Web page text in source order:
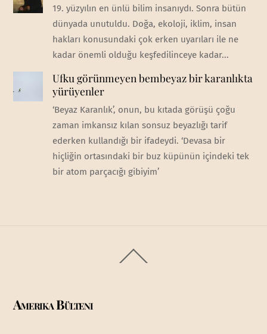
19. yüzyılın en ünlü bilim insanıydı. Sonra bütün
dünyada unutuldu. Doğa, ekoloji, iklim, insan
hakları konusundaki çok erken uyarıları ile ne
kadar önemli olduğu keşfedilinceye kadar...
Ufku görünmeyen bembeyaz bir karanlıkta
yürüyenler
‘Beyaz Karanlık’, onun, bu kıtada görüşü çoğu
zaman imkansız kılan sonsuz beyazlığı tarif
ederken kullandığı bir ifadeydi. ‘Devasa bir
hiçliğin ortasındaki bir buz küpünün içindeki tek
bir atom parçacığı gibiyim’
To
Amerika Bülteni